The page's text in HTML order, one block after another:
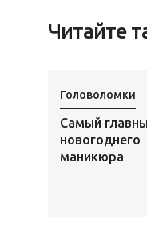
Читайте
Головоломки
Самый
новогоднего
маникюра